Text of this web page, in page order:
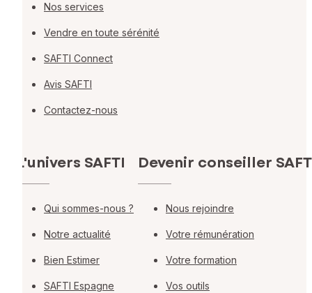
Nos services
Vendre en toute sérénité
SAFTI Connect
Avis SAFTI
Contactez-nous
L'univers SAFTI
Qui sommes-nous ?
Notre actualité
Bien Estimer
SAFTI Espagne
Devenir conseiller
Nous rejoindre
Votre rémunération
Votre formation
Vos outils